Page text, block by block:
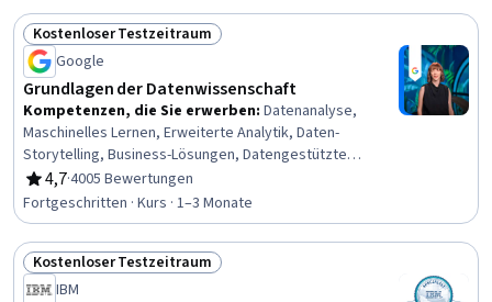
Status: Kostenloser Testzeitraum
Kostenloser Testzeitraum
Google
Grundlagen der Datenwissenschaft
Kompetenzen, die Sie erwerben: Datenanalyse,
Maschinelles Lernen, Erweiterte Analytik, Daten-
Storytelling, Business-Lösungen, Datengestützte
Entscheidungsfindung, Arbeitsablauf-Management,
Technische Kommunikation, Kommunikation,
Prozessgestaltung, Datenwissenschaft, Kommunikation
mit Interessenvertretern, Analytische Fähigkeiten,
Analytik, Daten-Ethik, Projektleitung
4,7
Bewertung, 4,7 von 5 Sternen
·4005 Bewertungen
Fortgeschritten · Kurs · 1–3 Monate
Status: Kostenloser Testzeitraum
Kostenloser Testzeitraum
IBM